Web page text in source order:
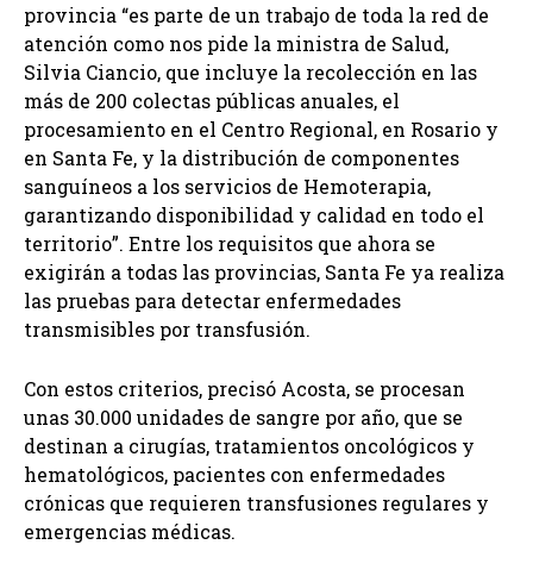
provincia “es parte de un trabajo de toda la red de
atención como nos pide la ministra de Salud,
Silvia Ciancio, que incluye la recolección en las
más de 200 colectas públicas anuales, el
procesamiento en el Centro Regional, en Rosario y
en Santa Fe, y la distribución de componentes
sanguíneos a los servicios de Hemoterapia,
garantizando disponibilidad y calidad en todo el
territorio”. Entre los requisitos que ahora se
exigirán a todas las provincias, Santa Fe ya realiza
las pruebas para detectar enfermedades
transmisibles por transfusión.
Con estos criterios, precisó Acosta, se procesan
unas 30.000 unidades de sangre por año, que se
destinan a cirugías, tratamientos oncológicos y
hematológicos, pacientes con enfermedades
crónicas que requieren transfusiones regulares y
emergencias médicas.